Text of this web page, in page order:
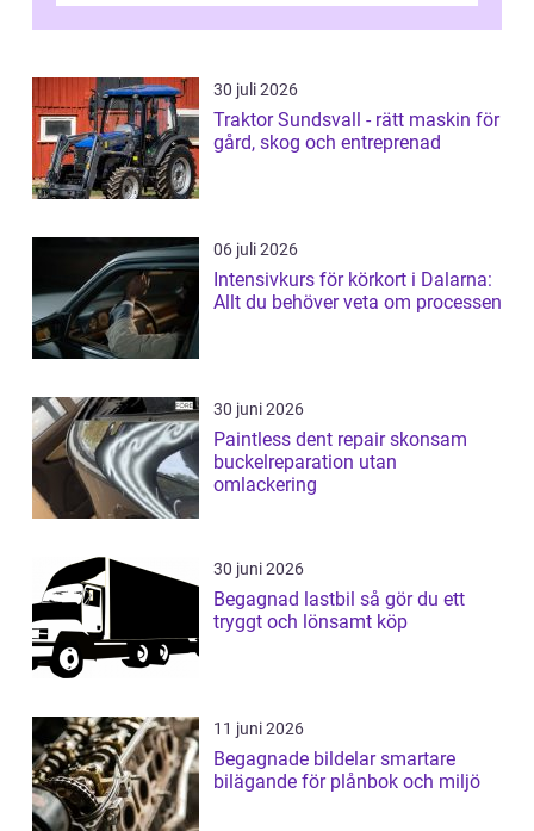
30 juli 2026
Traktor Sundsvall - rätt maskin för
gård, skog och entreprenad
06 juli 2026
Intensivkurs för körkort i Dalarna:
Allt du behöver veta om processen
30 juni 2026
Paintless dent repair skonsam
buckelreparation utan
omlackering
30 juni 2026
Begagnad lastbil så gör du ett
tryggt och lönsamt köp
11 juni 2026
Begagnade bildelar smartare
bilägande för plånbok och miljö